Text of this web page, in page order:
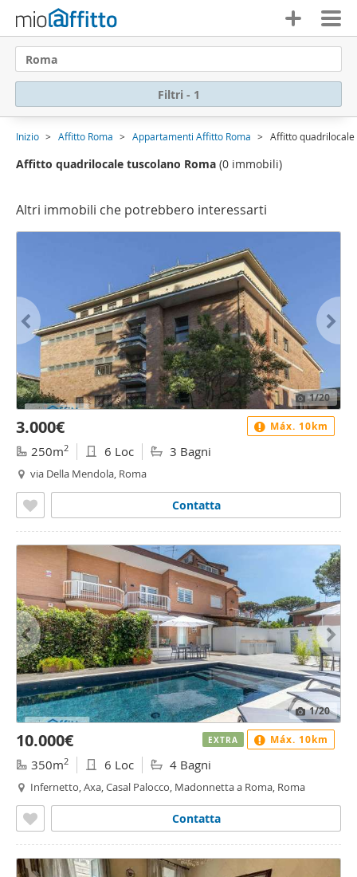
Roma
Filtri - 1
Inizio Affitto Roma Appartamenti Affitto Roma Affitto quadrilocale
Affitto quadrilocale tuscolano Roma (0 immobili)
Altri immobili che potrebbero interessarti
1/20
3.000€
250m2 6 Loc 3 Bagni
via Della Mendola, Roma
Contatta
Máx. 10km
1/20
10.000€
350m2 6 Loc 4 Bagni
Infernetto, Axa, Casal Palocco, Madonnetta a Roma, Roma
Contatta
EXTRA Máx. 10km